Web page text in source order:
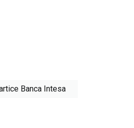
Banca Intesa